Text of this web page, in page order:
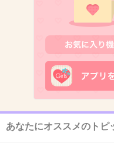
2013/09/11(水) 15:29:15
矢口は元気だろ！
あなたにオススメのトピ